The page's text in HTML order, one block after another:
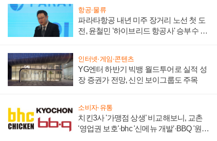
항공·물류
파라타항공 내년 미주 장거리 노선 첫 도
전, 윤철민 '하이브리드 항공사' 승부수 통
인터넷·게임·콘텐츠
YG엔터 하반기 빅뱅 월드투어로 실적 성
장 증권가 전망, 신인 보이그룹도 주목
소비자·유통
치킨3사 '가맹점 상생' 비교해보니, 교촌
'영업권 보호'·bhc '신메뉴 개발'·BBQ '원가